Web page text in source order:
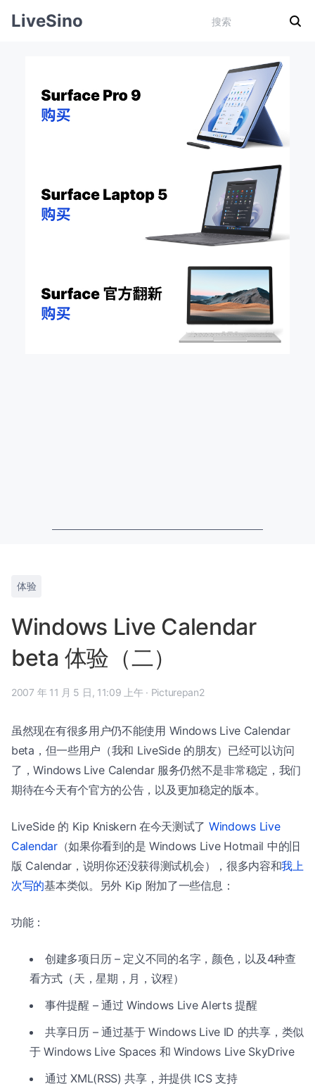
LiveSino
体验
Windows Live Calendar
beta 体验（二）
2007 年 11 月 5 日, 11:09 上午 · Picturepan2
虽然现在有很多用户仍不能使用 Windows Live Calendar
beta，但一些用户（我和 LiveSide 的朋友）已经可以访问
了，Windows Live Calendar 服务仍然不是非常稳定，我们
期待在今天有个官方的公告，以及更加稳定的版本。
LiveSide 的 Kip Kniskern 在今天测试了 Windows Live
Calendar（如果你看到的是 Windows Live Hotmail 中的旧
版 Calendar，说明你还没获得测试机会），很多内容和我上
次写的基本类似。另外 Kip 附加了一些信息：
功能：
创建多项日历 – 定义不同的名字，颜色，以及4种查
看方式（天，星期，月，议程）
事件提醒 – 通过 Windows Live Alerts 提醒
共享日历 – 通过基于 Windows Live ID 的共享，类似
于 Windows Live Spaces 和 Windows Live SkyDrive
通过 XML(RSS) 共享，并提供 ICS 支持